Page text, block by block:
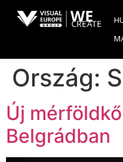
Ország:
Új
Belgrádban